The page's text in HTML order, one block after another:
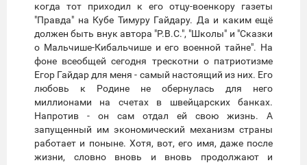
когда тот приходил к его отцу-военкору газеты
"Правда" на Кубе Тимуру Гайдару. Да и каким ещё
должен быть внук автора "Р.В.С.", "Школы" и "Сказки
о Мальчише-Кибальчише и его военной тайне". На
фоне всеобщей сегодня трескотни о патриотизме
Егор Гайдар для меня - самый настоящий из них. Его
любовь к Родине не обернулась для него
миллионами на счетах в швейцарских банках.
Напротив - он сам отдал ей свою жизнь. А
запущенный им экономический механизм страны
работает и поныне. Хотя, вот, его имя, даже после
жизни, словно вновь и вновь продолжают и